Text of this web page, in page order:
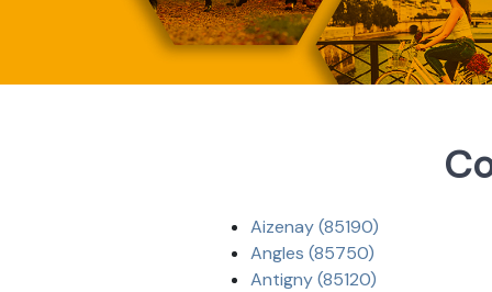
Aizenay (85190)
Angles (85750)
Antigny (85120)